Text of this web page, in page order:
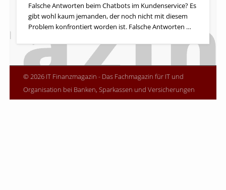
Falsche Antworten beim Chatbots im Kundenservice? Es
gibt wohl kaum jemanden, der noch nicht mit diesem
Problem konfrontiert worden ist. Falsche Antworten …
© 2026 IT Finanzmagazin - Das Fachmagazin für IT und
Organisation bei Banken, Sparkassen und Versicherungen